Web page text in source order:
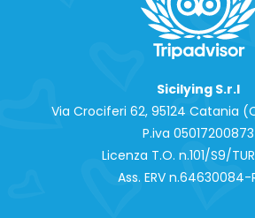
Sicilying S.r.l
Via Crociferi 62, 95124 Catania
P.iva 0‍5017200873
Licenza T.O. n.101/S9/
Ass. ERV n.64630084-